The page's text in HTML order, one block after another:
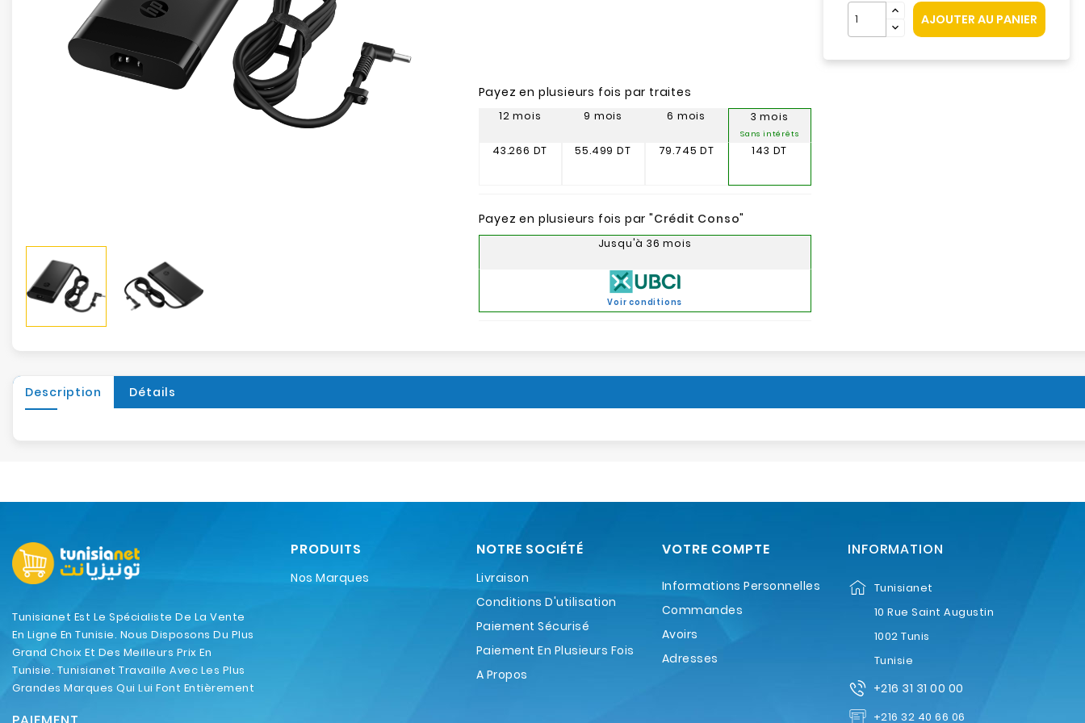
AJOUTER AU PANIER
Payez en plusieurs fois par traites
12 mois
43.266 DT
9 mois
55.499 DT
6 mois
79.745 DT
3 mois
Sans intérêts
143 DT
Payez en plusieurs fois par "Crédit Conso"
Jusqu'à 36 mois
Voir conditions
Description Détails
Tunisianet Est Le Spécialiste De La Vente
En Ligne En Tunisie. Nous Disposons Du Plus
Grand Choix Et Des Meilleurs Prix En
Tunisie. Tunisianet Travaille Avec Les Plus
Grandes Marques Qui Lui Font Entièrement
PRODUITS
Nos Marques
NOTRE SOCIÉTÉ
Livraison
Conditions D'utilisation
Paiement Sécurisé
Paiement En Plusieurs Fois
A Propos
VOTRE COMPTE
Informations Personnelles
Commandes
Avoirs
Adresses
INFORMATION
Tunisianet
10 Rue Saint Augustin
1002 Tunis
Tunisie
+216 31 31 00 00
+216 32 40 66 06